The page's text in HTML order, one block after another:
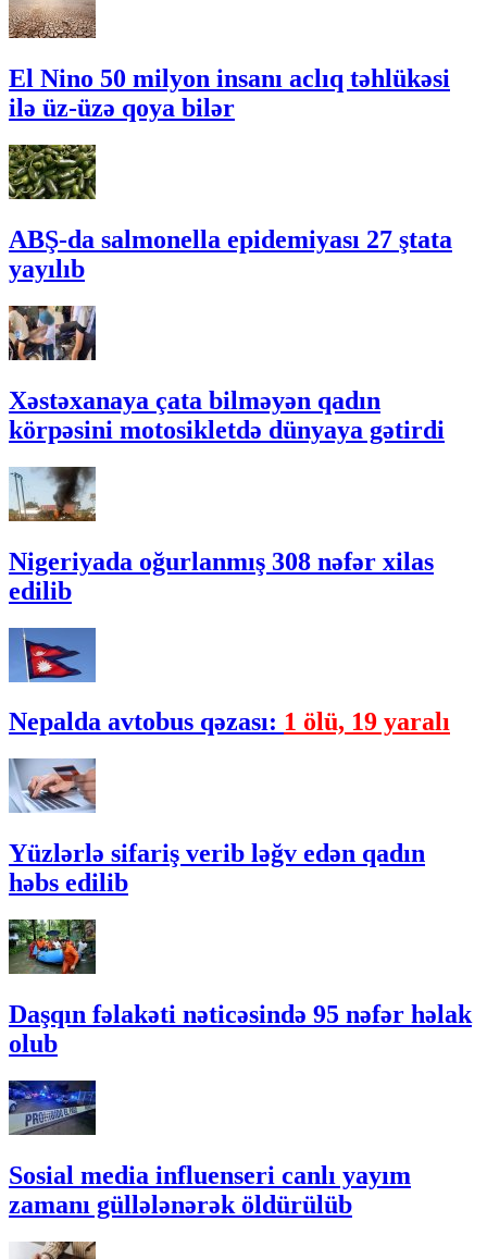
El Nino 50 milyon insanı aclıq təhlükəsi
ilə üz-üzə qoya bilər
ABŞ-da salmonella epidemiyası 27 ştata
yayılıb
Xəstəxanaya çata bilməyən qadın
körpəsini motosikletdə dünyaya gətirdi
Nigeriyada oğurlanmış 308 nəfər xilas
edilib
Nepalda avtobus qəzası: 1 ölü, 19 yaralı
Yüzlərlə sifariş verib ləğv edən qadın
həbs edilib
Daşqın fəlakəti nəticəsində 95 nəfər həlak
olub
Sosial media influenseri canlı yayım
zamanı güllələnərək öldürülüb